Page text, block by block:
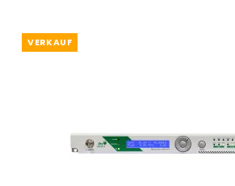
VERKAUF